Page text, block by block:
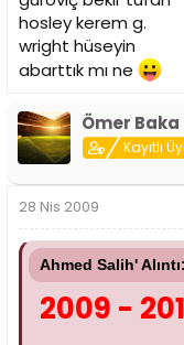
hosley kerem g.
wright hüseyin
abarttık mı ne
Ömer Baka
Kayıtlı
28 Nis 2009
Ahmed Salih' Alıntı:
2009 -